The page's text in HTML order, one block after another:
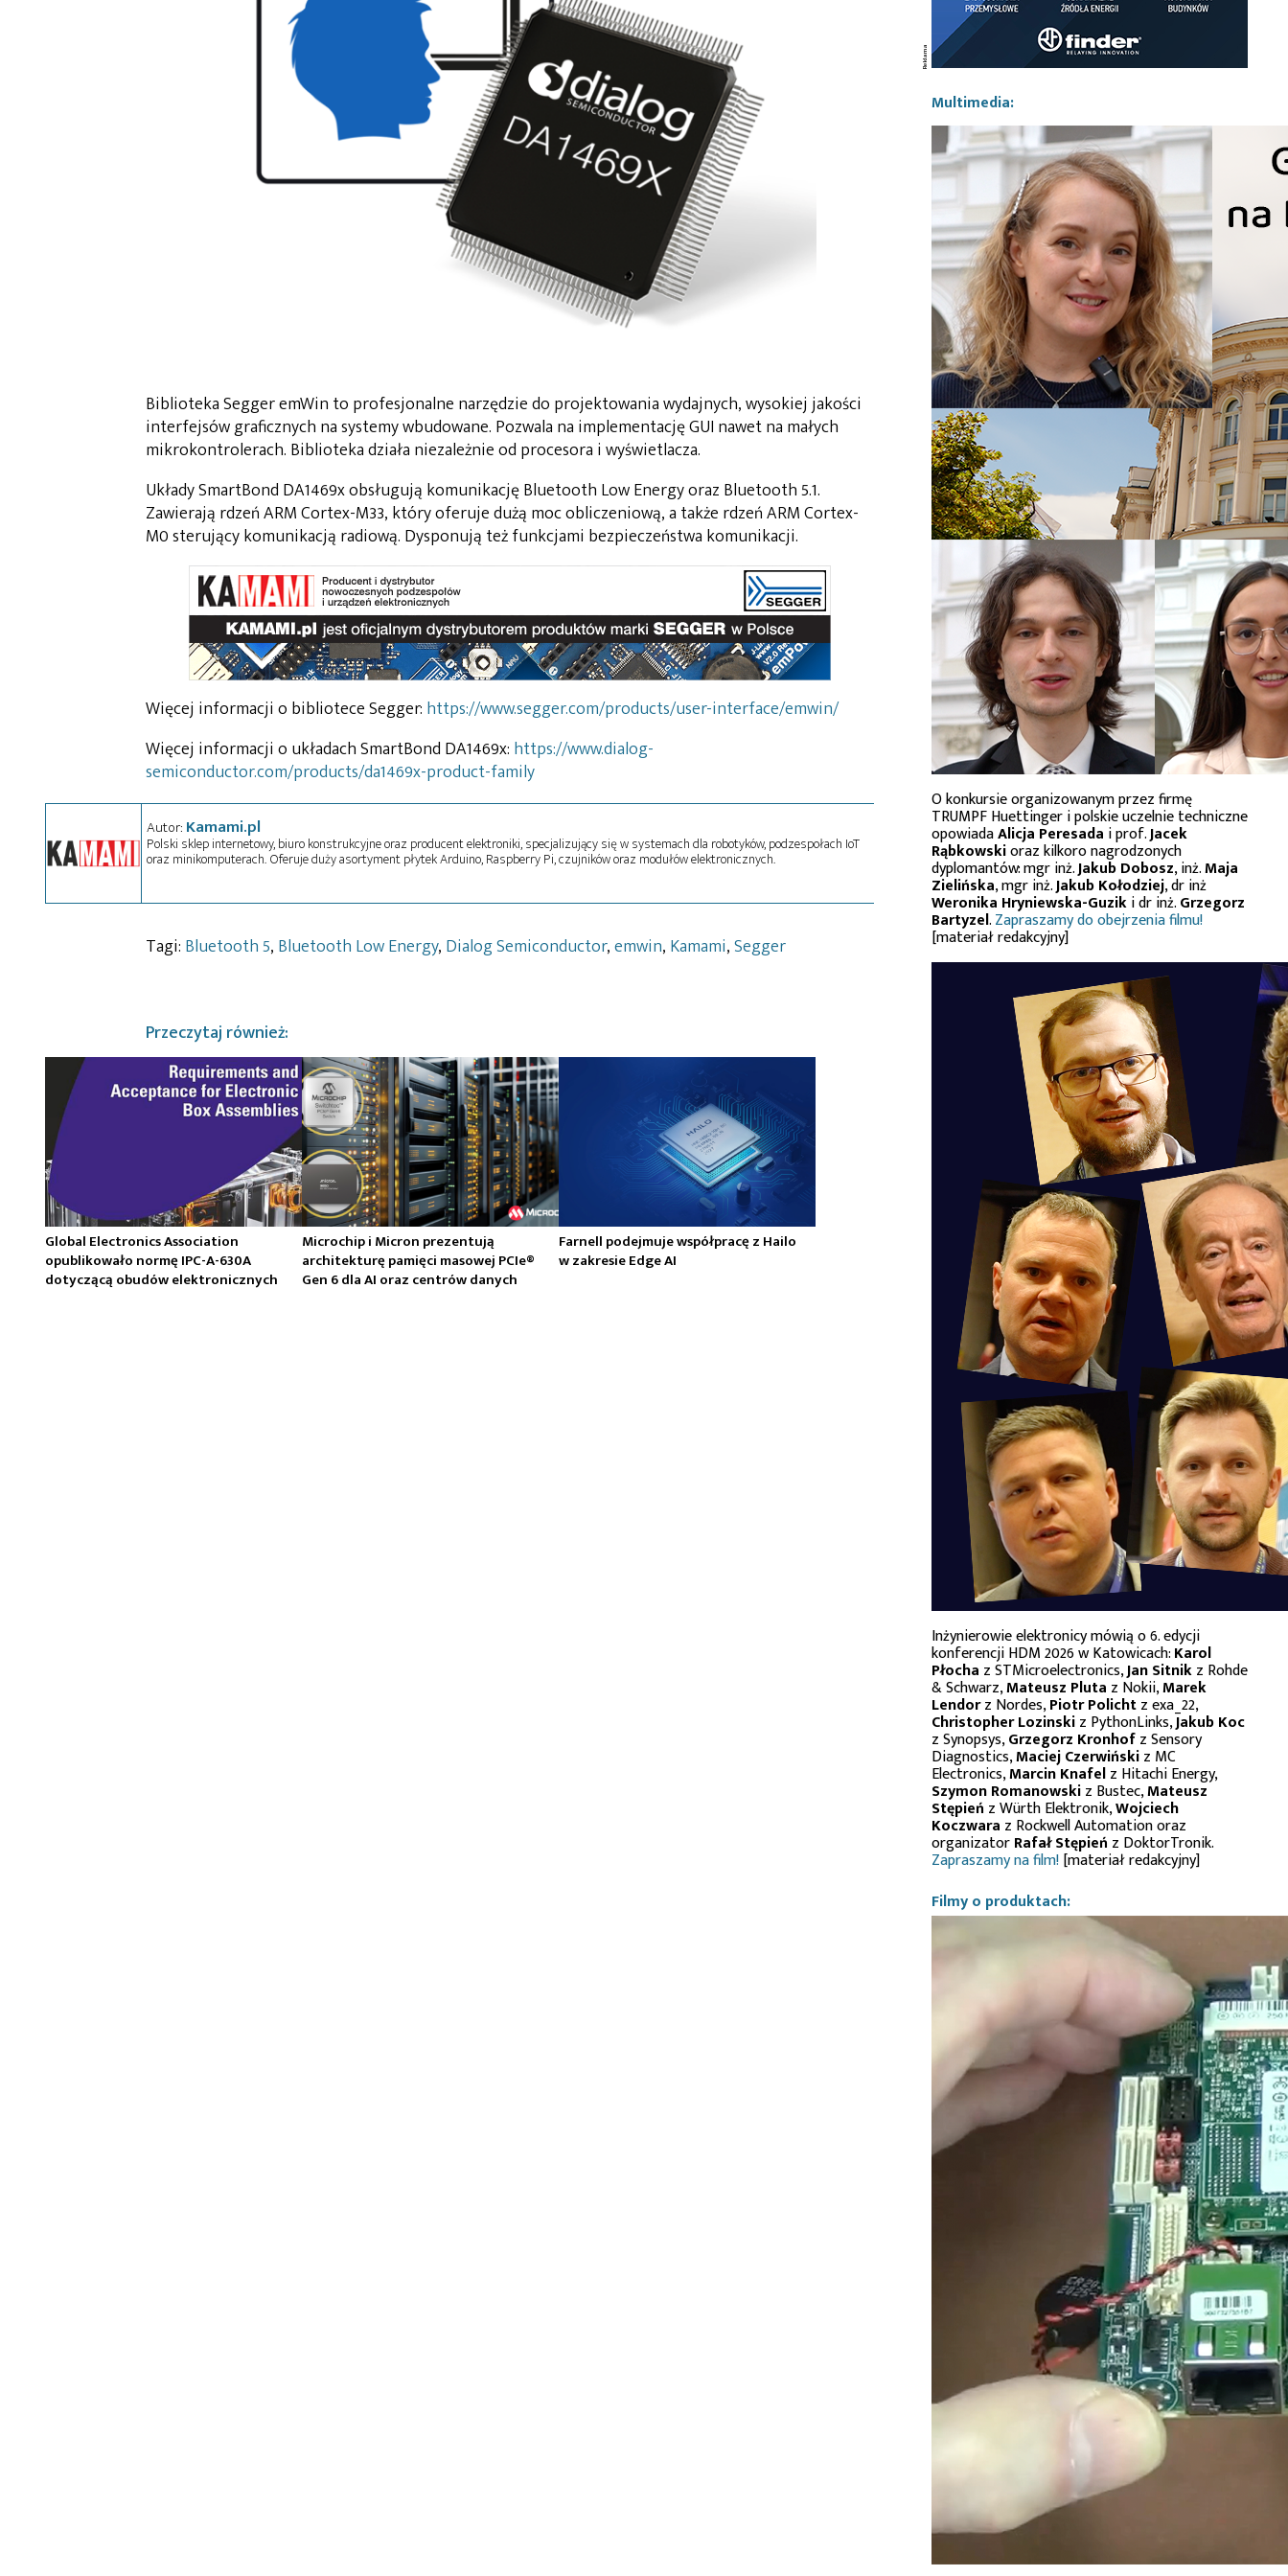
Biblioteka Segger emWin to profesjonalne narzędzie do projektowania wydajnych, wysokiej jakości
interfejsów graficznych na systemy wbudowane. Pozwala na implementację GUI nawet na małych
mikrokontrolerach. Biblioteka działa niezależnie od procesora i wyświetlacza.
Układy SmartBond DA1469x obsługują komunikację Bluetooth Low Energy oraz Bluetooth 5.1.
Zawierają rdzeń ARM Cortex-M33, który oferuje dużą moc obliczeniową, a także rdzeń ARM Cortex-
M0 sterujący komunikacją radiową. Dysponują też funkcjami bezpieczeństwa komunikacji.
Więcej informacji o bibliotece Segger: https://www.segger.com/products/user-interface/emwin/
Więcej informacji o układach SmartBond DA1469x: https://www.dialog-
semiconductor.com/products/da1469x-product-family
Autor: Kamami.pl
Polski sklep internetowy, biuro konstrukcyjne oraz producent elektroniki, specjalizujący się w systemach dla robotyków, podzespołach IoT
oraz minikomputerach. Oferuje duży asortyment płytek Arduino, Raspberry Pi, czujników oraz modułów elektronicznych.
Tagi: Bluetooth 5, Bluetooth Low Energy, Dialog Semiconductor,emwin, Kamami,Segger
Przeczytaj również:
Global Electronics Association
opublikowało normę IPC-A-630A
dotyczącą obudów elektronicznych
Microchip i Micron prezentują
architekturę pamięci masowej PCIe®
Gen 6 dla AI oraz centrów danych
Farnell podejmuje współpracę z Hailo
w zakresie Edge AI
Multimedia:
O konkursie organizowanym przez firmę
TRUMPF Huettinger i polskie uczelnie techniczne
opowiadaAlicja Peresada i prof.Jacek
Rąbkowskioraz kilkoro nagrodzonych
dyplomantów: mgr inż.Jakub Dobosz, inż.Maja
Zielińska, mgr inż.Jakub Kołodziej, dr inż
Weronika Hryniewska-Guziki dr inż.Grzegorz
Bartyzel.Zapraszamy do obejrzenia filmu!
[materiał redakcyjny]
Inżynierowie elektronicy mówią o 6. edycji
konferencji HDM 2026 w Katowicach:Karol
Płocha z STMicroelectronics,Jan Sitnikz Rohde
& Schwarz,Mateusz Pluta z Nokii,Marek
Lendorz Nordes,Piotr Polichtz exa_22,
Christopher Lozinskiz PythonLinks,Jakub Koc
z Synopsys,Grzegorz Kronhofz Sensory
Diagnostics,Maciej Czerwińskiz MC
Electronics,Marcin Knafelz Hitachi Energy,
Szymon Romanowskiz Bustec,Mateusz
Stępień z Würth Elektronik,Wojciech
Koczwara z Rockwell Automation oraz
organizatorRafał Stępień z DoktorTronik.
Zapraszamy na film![materiał redakcyjny]
Filmy o produktach: